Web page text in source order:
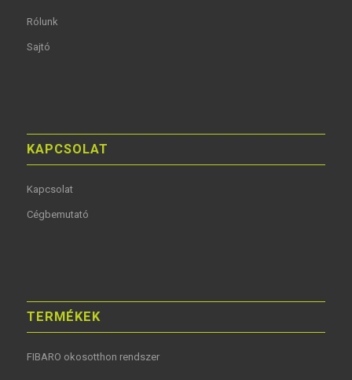
Rólunk
Sajtó
KAPCSOLAT
Kapcsolat
Cégbemutató
TERMÉKEK
FIBARO okosotthon rendszer